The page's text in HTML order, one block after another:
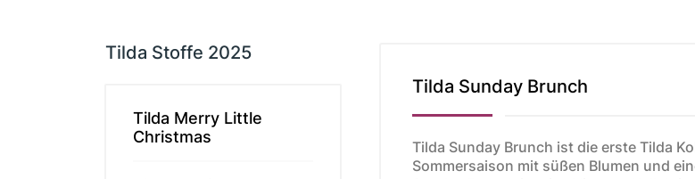
Tilda Stoffe 2025
Tilda Stoffe 2024
Tilda Creating
Swafing Kim
Tilda Stoffe 2025
Tilda Merry Little
Christmas
Tilda Sunday Brunch
Tilda Sunday Brunch ist die erste Tilda
Sommersaison mit süßen Blumen und